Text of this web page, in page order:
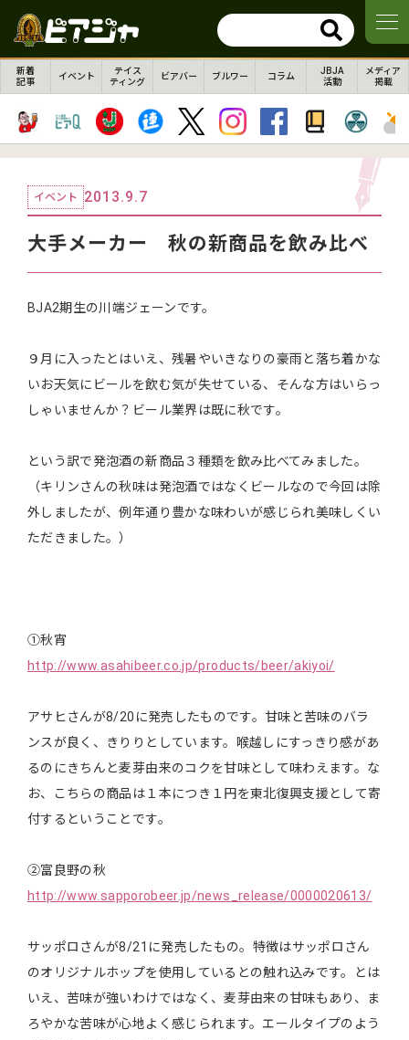
新着
記事
イベント
テイス
ティング
ビアバー ブルワー コラム
JBJA
活動
メディア
掲載
イベント 2013.9.7
大手メーカー 秋の新商品を飲み比べ
BJA2期生の川端ジェーンです。
９月に入ったとはいえ、残暑やいきなりの豪雨と落ち着かな
いお天気にビールを飲む気が失せている、そんな方はいらっ
しゃいませんか？ビール業界は既に秋です。
という訳で発泡酒の新商品３種類を飲み比べてみました。
（キリンさんの秋味は発泡酒ではなくビールなので今回は除
外しましたが、例年通り豊かな味わいが感じられ美味しくい
ただきました。）
①秋宵
http://www.asahibeer.co.jp/products/beer/akiyoi/
アサヒさんが8/20に発売したものです。甘味と苦味のバラ
ンスが良く、きりりとしています。喉越しにすっきり感があ
るのにきちんと麦芽由来のコクを甘味として味わえます。な
お、こちらの商品は１本につき１円を東北復興支援として寄
付するということです。
②富良野の秋
http://www.sapporobeer.jp/news_release/0000020613/
サッポロさんが8/21に発売したもの。特徴はサッポロさん
のオリジナルホップを使用しているとの触れ込みです。とは
いえ、苦味が強いわけではなく、麦芽由来の甘味もあり、ま
ろやかな苦味が心地よく感じられます。エールタイプのよう